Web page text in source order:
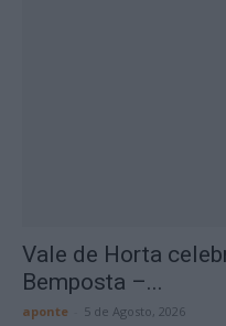
Vale de Horta
Bemposta –...
aponte 5 de Agosto, 2026